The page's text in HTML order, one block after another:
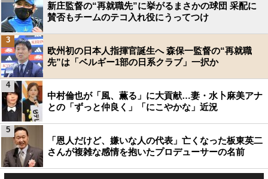
新庄監督の“再就職先”に挙がるまさかの球団 采配に
賛否もチームのテコ入れ役にうってつけ
欧州初の日本人指揮官誕生へ 森保一監督の“再就職
先”は「ベルギー1部の日系クラブ」一択か
3
中村倫也が「風、薫る」に大貢献…妻・水卜麻美アナ
との「ずっと仲良く」「にこやかな」近況
4
「恩人だけど、嫌いな人の代表」亡くなった板東英二
さんが複雑な感情を抱いたプロデューサーの名前
5